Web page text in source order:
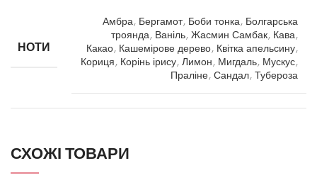
НОТИ
Амбра, Бергамот, Боби тонка, Болгарська
троянда, Ваніль, Жасмин Самбак, Кава,
Какао, Кашемірове дерево, Квітка апельсину,
Кориця, Корінь ірису, Лимон, Мигдаль, Мускус,
Праліне, Сандал, Тубероза
СХОЖІ ТОВАРИ